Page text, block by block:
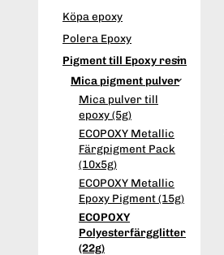
Köpa epoxy
Polera Epoxy
Pigment till Epoxy resin
Mica pigment pulver
Mica pulver till
epoxy (5g)
ECOPOXY Metallic
Färgpigment Pack
(10x5g)
ECOPOXY Metallic
Epoxy Pigment (15g)
ECOPOXY
Polyesterfärgglitter
(22g)